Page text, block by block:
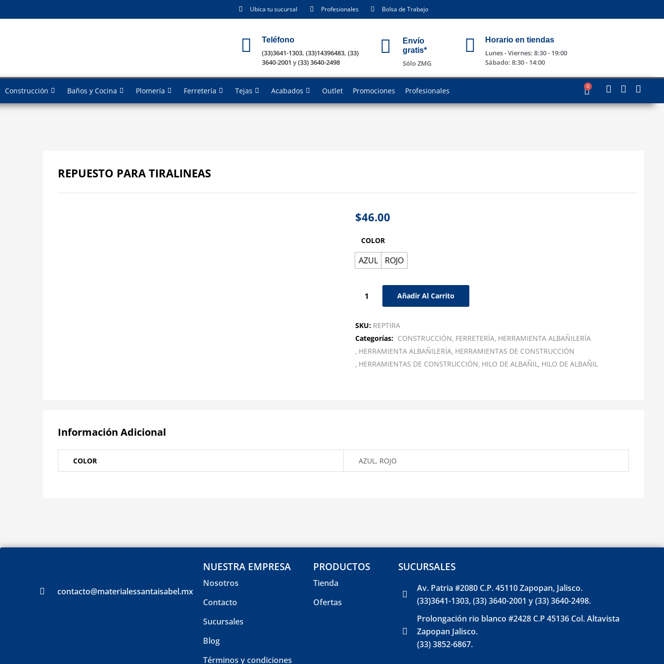
Ubica tu sucursal Profesionales Bolsa de Trabajo
Teléfono
(33)3641-1303, (33)14396483, (33)
3640-2001 y(33) 3640-2498
Envío
gratis*
Sólo ZMG
Horario en tiendas
Lunes - Viernes: 8:30 - 19:00
Sábado: 8:30 - 14:00
Construcción Baños y Cocina Plomería Ferretería Tejas Acabados Outlet Promociones Profesionales 0
REPUESTO PARA TIRALINEAS
$46.00
COLOR
AZUL ROJO
Añadir Al Carrito
SKU: REPTIRA
Categorías: CONSTRUCCIÓN FERRETERÍA HERRAMIENTA ALBAÑILERÍA
HERRAMIENTA ALBAÑILERÍA HERRAMIENTAS DE CONSTRUCCIÓN
HERRAMIENTAS DE CONSTRUCCIÓN HILO DE ALBAÑIL HILO DE ALBAÑIL
Información Adicional
COLOR AZUL, ROJO
contacto@materialessantaisabel.mx
NUESTRA EMPRESA
Nosotros
Contacto
Sucursales
Blog
Términos y condiciones
PRODUCTOS
Tienda
Ofertas
SUCURSALES
Av. Patria #2080 C.P. 45110 Zapopan, Jalisco.
(33)3641-1303, (33) 3640-2001 y (33) 3640-2498.
Prolongación rio blanco #2428 C.P 45136 Col. Altavista
Zapopan Jalisco.
(33) 3852-6867.